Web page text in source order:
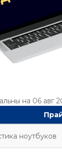
на 06 авг
ноутбуков